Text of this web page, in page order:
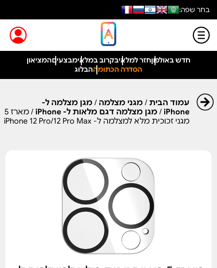
בחר שפה:
חדש באולפוןחזר למלאיבקרוב במלאימבצעיםהמציאון
הסדרה הכתומההבלוג
עמוד הבית/ מגני מצלמה / מגן מצלמה ל-
iPhone
/ מגן מצלמה דגם מלאות ל- iPhone
/ מארז 5
מגני זכוכית מלא למצלמה ל- iPhone 12 Pro/12 Pro Max